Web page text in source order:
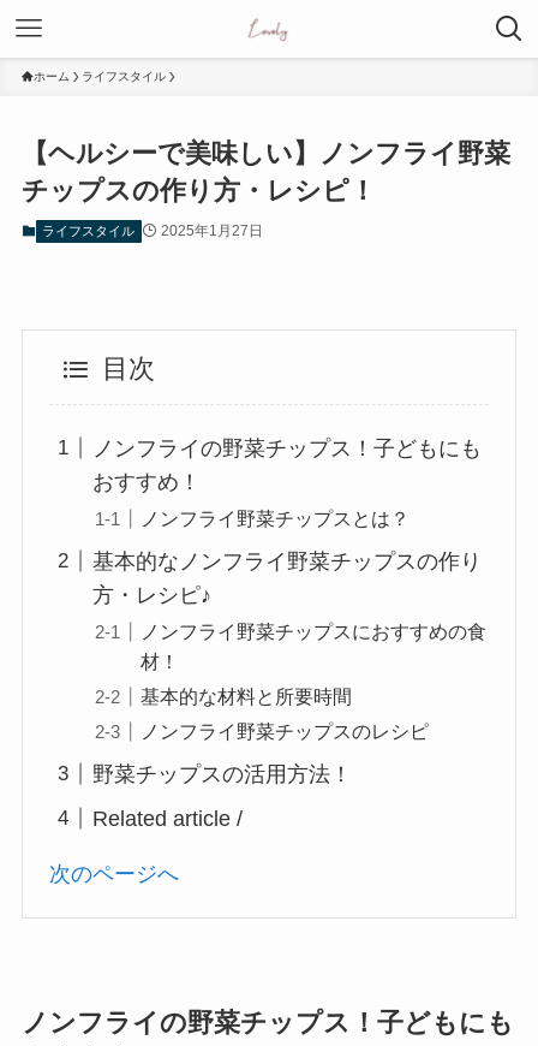
ホーム ライフスタイル
【ヘルシーで美味しい】ノンフライ野菜
チップスの作り方・レシピ！
ライフスタイル 2025年1月27日
目次
ノンフライの野菜チップス！子どもにも
おすすめ！
ノンフライ野菜チップスとは？
基本的なノンフライ野菜チップスの作り
方・レシピ♪
ノンフライ野菜チップスにおすすめの食
材！
基本的な材料と所要時間
ノンフライ野菜チップスのレシピ
野菜チップスの活用方法！
Related article /
次のページへ
ノンフライの野菜チップス！子どもにも